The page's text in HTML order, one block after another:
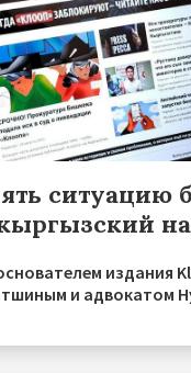
ситуацию
издания
и адвокатом